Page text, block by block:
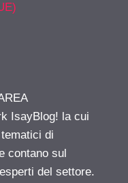
IsayBlog! la cui
di
contano sul
del settore.